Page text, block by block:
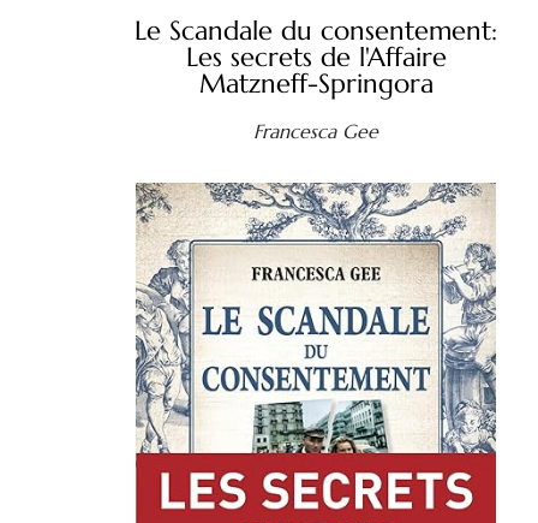
Le Scandale du consentement:
Les secrets de l'Affaire
Matzneff-Springora
Francesca Gee